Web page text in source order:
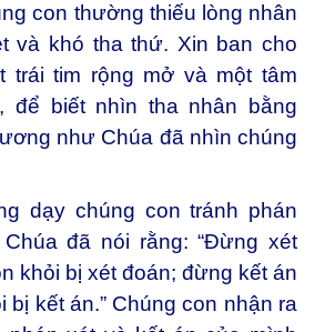
con thường thiếu lòng nhân
và khó tha thứ. Xin ban cho
trái tim rộng mở và một tâm
để biết nhìn tha nhân bằng
như Chúa đã nhìn chúng
dạy chúng con tránh phán
Chúa đã nói rằng: “Đừng xét
khỏi bị xét đoán; đừng kết án
bị kết án.” Chúng con nhận ra